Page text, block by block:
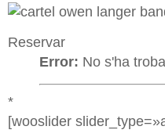
Reservar
Error: No s'ha
*
[wooslider